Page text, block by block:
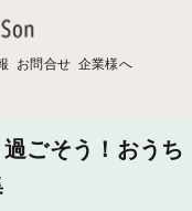
お問合せ 企業様へ
ごそう！おうち